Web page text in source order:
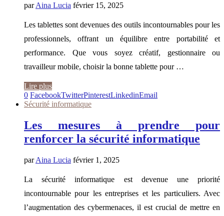
parAina Lucia février 15, 2025
Les tablettes sont devenues des outils incontournables pour les
professionnels, offrant un équilibre entre portabilité et
performance. Que vous soyez créatif, gestionnaire ou
travailleur mobile, choisir la bonne tablette pour …
Lire plus
0 FacebookTwitterPinterestLinkedinEmail
Sécurité informatique
Les mesures à prendre pour
renforcer la sécurité informatique
parAina Lucia février 1, 2025
La sécurité informatique est devenue une priorité
incontournable pour les entreprises et les particuliers. Avec
l’augmentation des cybermenaces, il est crucial de mettre en